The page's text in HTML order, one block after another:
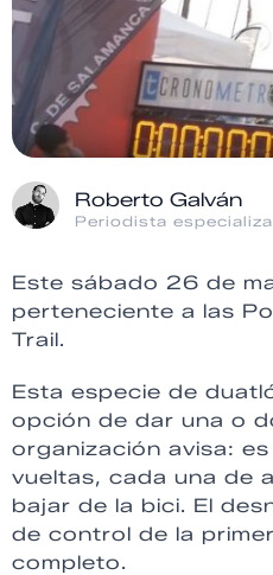
Roberto Galván
Periodista
Este sábado 26 de
perteneciente a las
Trail.
Esta especie de
opción de dar una o
organización avisa:
vueltas, cada una de
bajar de la bici. El
de control de la
completo.